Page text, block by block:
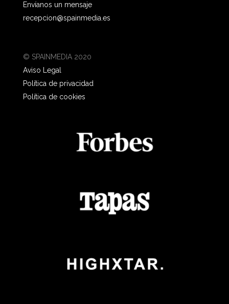
Envíanos un mensaje
recepcion@spainmedia.es
© SPAINMEDIA 2020
Aviso Legal
Política de privacidad
Política de cookies